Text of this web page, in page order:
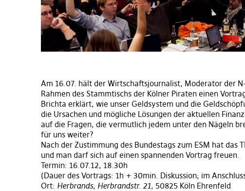
Am 16.07. hält der Wirtschaftsjournalist, Moderator der
Rahmen des Stammtischs der Kölner Piraten einen
Brichta erklärt, wie unser Geldsystem und die
die Ursachen und mögliche Lösungen der aktuellen
auf die Fragen, die vermutlich jedem unter den Nägeln
für uns weiter?
Nach der Zustimmung des Bundestags zum ESM hat
und man darf sich auf einen spannenden Vortrag freuen.
Termin: 16.07.12, 18.30h
(Dauer des Vortrags: 1h + 30min. Diskussion; im
Ort: Herbrands, Herbrandstr. 21, 50825 Köln Ehrenfeld